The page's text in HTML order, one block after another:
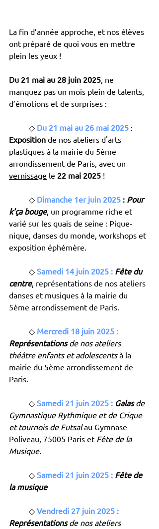
La fin d’année approche, et nos élèves
ont préparé de quoi vous en mettre
plein les yeux !
Du 21 mai au 28 juin 2025, ne
manquez pas un mois plein de talents,
d’émotions et de surprises :
	◇
Du 21 mai au 26 mai 2025 :
Exposition de nos ateliers d'arts
plastiques à la mairie du 5ème
arrondissement de Paris, avec un
vernissage le 22 mai 2025 !
	◇
Dimanche 1er juin 2025 : Pour
k'ça bouge, un programme riche et
varié sur les quais de seine : Pique-
nique, danses du monde, workshops et
exposition éphémère.
	◇
Samedi 14 juin 2025 : Fête du
centre, représentations de nos ateliers
danses et musiques à la mairie du
5ème arrondissement de Paris.
	◇
Mercredi 18 juin 2025 :
Représentations de nos ateliers
théâtre enfants et adolescents à la
mairie du 5ème arrondissement de
Paris.
	◇
Samedi 21 juin 2025 : Galas de
Gymnastique Rythmique et de Crique
et tournois de Futsal au Gymnase
Poliveau, 75005 Paris et Fête de la
Musique.
	◇
Samedi 21 juin 2025 : Fête de
la musique
	◇
Vendredi 27 juin 2025 :
Représentations de nos ateliers